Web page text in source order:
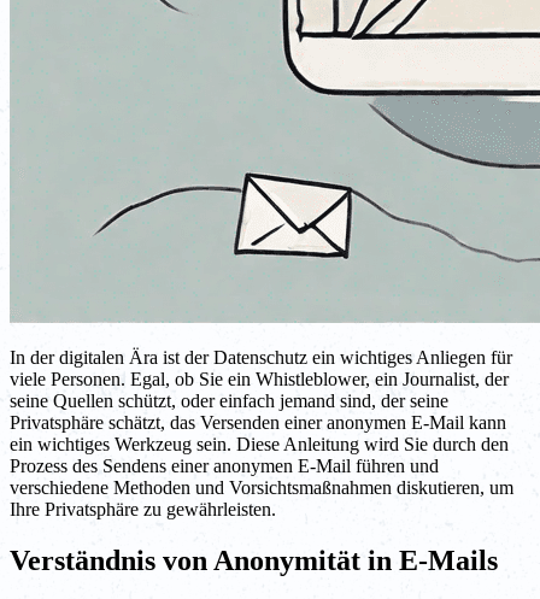
In der digitalen Ära ist der Datenschutz ein wichtiges Anliegen für
viele Personen. Egal, ob Sie ein Whistleblower, ein Journalist, der
seine Quellen schützt, oder einfach jemand sind, der seine
Privatsphäre schätzt, das Versenden einer anonymen E-Mail kann
ein wichtiges Werkzeug sein. Diese Anleitung wird Sie durch den
Prozess des Sendens einer anonymen E-Mail führen und
verschiedene Methoden und Vorsichtsmaßnahmen diskutieren, um
Ihre Privatsphäre zu gewährleisten.
Verständnis von Anonymität in E-Mails